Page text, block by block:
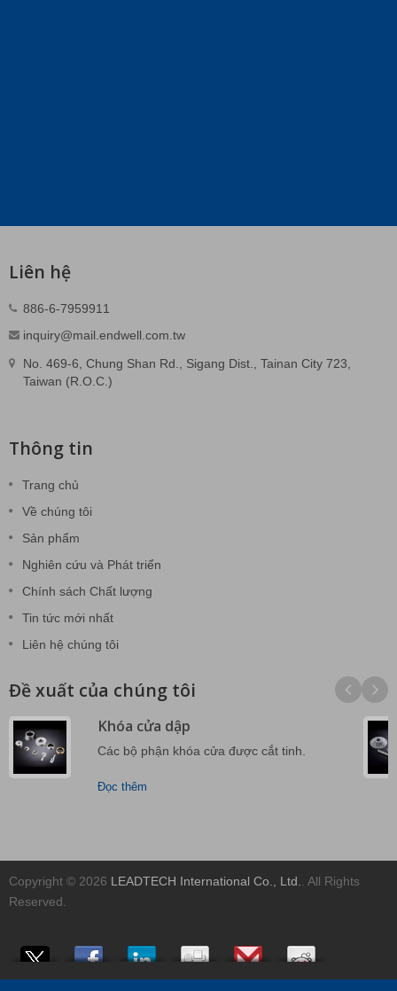
Liên hệ
886-6-7959911
inquiry@mail.endwell.com.tw
No. 469-6, Chung Shan Rd., Sigang Dist., Tainan City 723,
Taiwan (R.O.C.)
Thông tin
Trang chủ
Về chúng tôi
Sản phẩm
Nghiên cứu và Phát triển
Chính sách Chất lượng
Tin tức mới nhất
Liên hệ chúng tôi
Đề xuất của chúng tôi
Khóa cửa dập
Các bộ phận khóa cửa được cắt tinh.
Đọc thêm
Copyright © 2026 LEADTECH International Co., Ltd.
. All Rights
Reserved.